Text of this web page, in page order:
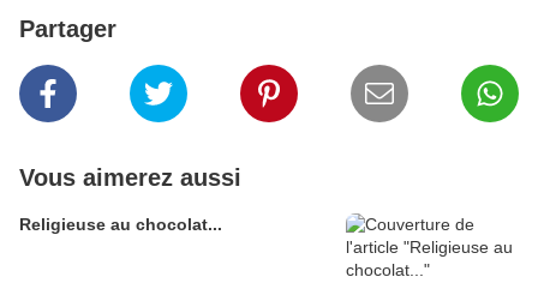
Partager
Vous aimerez aussi
Religieuse au chocolat...